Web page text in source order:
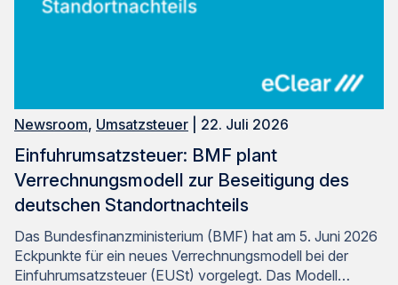
Newsroom, Umsatzsteuer | 22. Juli 2026
Einfuhrumsatzsteuer: BMF plant
Verrechnungsmodell zur Beseitigung des
deutschen Standortnachteils
Das Bundesfinanzministerium (BMF) hat am 5. Juni 2026
Eckpunkte für ein neues Verrechnungsmodell bei der
Einfuhrumsatzsteuer (EUSt) vorgelegt. Das Modell…